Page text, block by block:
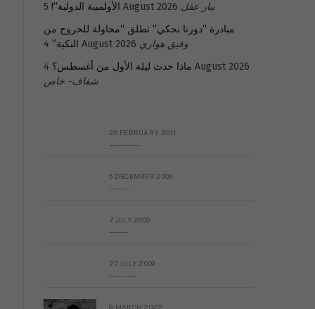
الأولمبية الدولية”! 5 August 2026 بيار عقل
مبادرة “دورنا نحكي” تطلق “محاولة للخروج من
النكبة” 4 August 2026 وفيق هواري
ماذا حدث ليلة الأول من أغسطس؟ 4 August 2026
شفاف- خاص
26 FEBRUARY 2011
6 DECEMBER 2008
7 JULY 2009
27 JULY 2009
8 MARCH 2022